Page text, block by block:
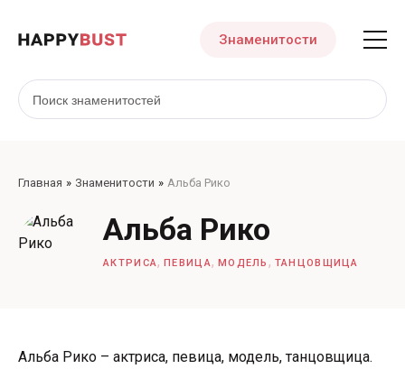
Знаменитости
Главная Знаменитости Альба Рико
Альба Рико
АКТРИСА,ПЕВИЦА, МОДЕЛЬ , ТАНЦОВЩИЦА
Альба Рико – актриса, певица, модель, танцовщица.